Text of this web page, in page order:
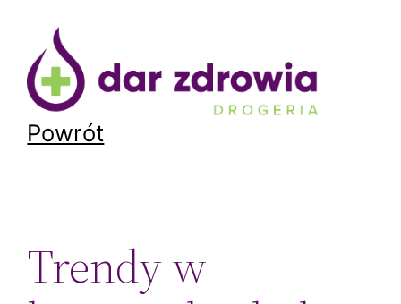
treści
Powrót
Trendy w